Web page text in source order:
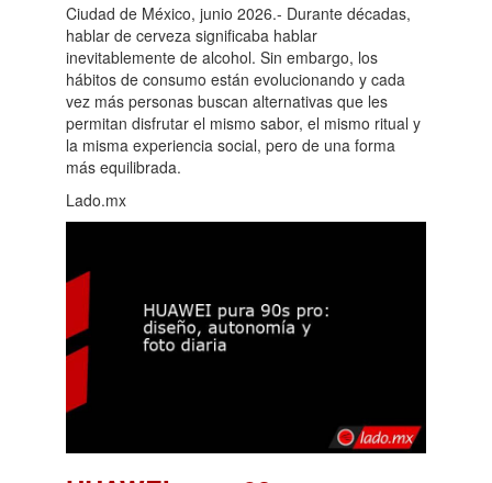
Ciudad de México, junio 2026.- Durante décadas,
hablar de cerveza significaba hablar
inevitablemente de alcohol. Sin embargo, los
hábitos de consumo están evolucionando y cada
vez más personas buscan alternativas que les
permitan disfrutar el mismo sabor, el mismo ritual y
la misma experiencia social, pero de una forma
más equilibrada.
Lado.mx